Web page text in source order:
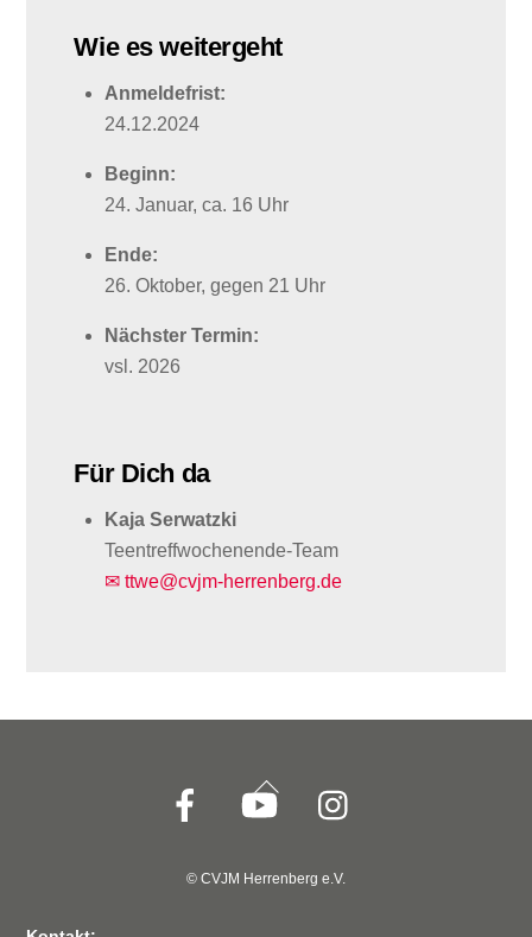
Wie es weitergeht
Anmeldefrist:
24.12.2024
Beginn:
24. Januar, ca. 16 Uhr
Ende:
26. Oktober, gegen 21 Uhr
Nächster Termin:
vsl. 2026
Für Dich da
Kaja Serwatzki
Teentreffwochenende-Team
✉ ttwe@cvjm-herrenberg.de
Back
To
© CVJM Herrenberg e.V.